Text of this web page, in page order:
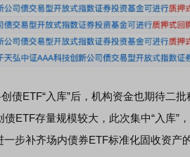
ETF“入库”后，机构资金也期待二批
ETF存量规模较大，此次集中“入库”
步补齐场内债券ETF标准化固收资产